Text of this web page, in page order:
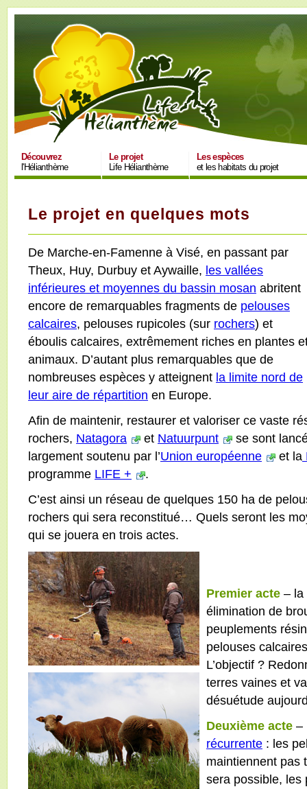
Découvrez
l'Hélianthème
Le projet
Life Hélianthème
Les espèces
et les habitats du projet
Le projet en quelques mots
De Marche-en-Famenne à Visé, en passant par
Theux, Huy, Durbuy et Aywaille, les vallées
inférieures et moyennes du bassin mosan abritent
encore de remarquables fragments de pelouses
calcaires, pelouses rupicoles (sur rochers) et
éboulis calcaires, extrêmement riches en plantes
animaux. D’autant plus remarquables que de
nombreuses espèces y atteignent la limite nord de
leur aire de répartition en Europe.
Afin de maintenir, restaurer et valoriser ce vaste
rochers, Natagora et Natuurpunt
se sont
largement soutenu par l’Union européenne et la
programme LIFE +
.
C’est ainsi un réseau de quelques 150 ha de
rochers qui sera reconstitué… Quels seront les
qui se jouera en trois actes.
Premier acte –
élimination de
peuplements
pelouses
L’objectif ?
terres vaines et
désuétude
Deuxième acte –
récurrente : les
maintiennent pas
sera possible, les